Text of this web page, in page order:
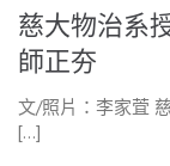
慈大物治系
師正夯
文/照片：李家萓
[…]